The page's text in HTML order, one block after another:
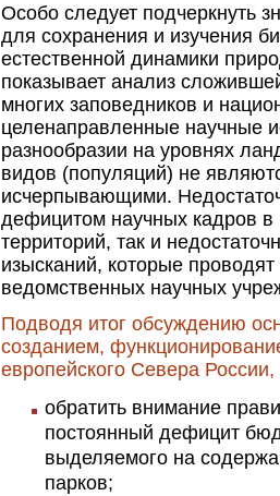
Особо следует подчеркнуть
для сохранения и изучения
естественной динамики
показывает анализ
многих заповедников и
целенаправленные научные
разнообразии на уровнях
видов (популяций) не
исчерпывающими.
дефицитом научных кадров
территорий, так и
изысканий, которые
ведомственных научных
Подводя итог обсуждению
созданием,
европейского Севера
обратить внимание
постоянный дефицит
выделяемого на
парков;